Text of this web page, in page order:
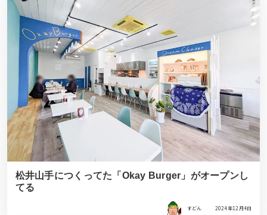
松井山手につくってた「Okay Burger」がオープンし
てる
すどん 2024年12月4日